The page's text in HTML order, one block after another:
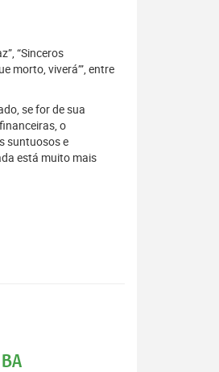
“Sinceros
morto, viverá’”, entre
se for de sua
o
suntuosos e
está muito mais